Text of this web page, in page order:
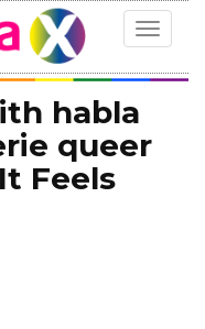
Toggle
habla
queer
Feels